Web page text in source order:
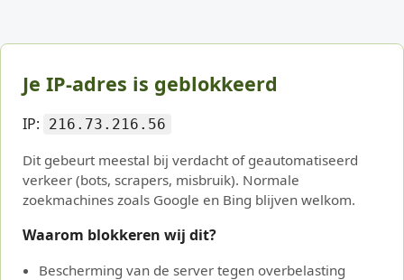
Je IP-adres is geblokkeerd
IP: 216.73.216.56
Dit gebeurt meestal bij verdacht of geautomatiseerd
verkeer (bots, scrapers, misbruik). Normale
zoekmachines zoals Google en Bing blijven welkom.
Waarom blokkeren wij dit?
Bescherming van de server tegen overbelasting